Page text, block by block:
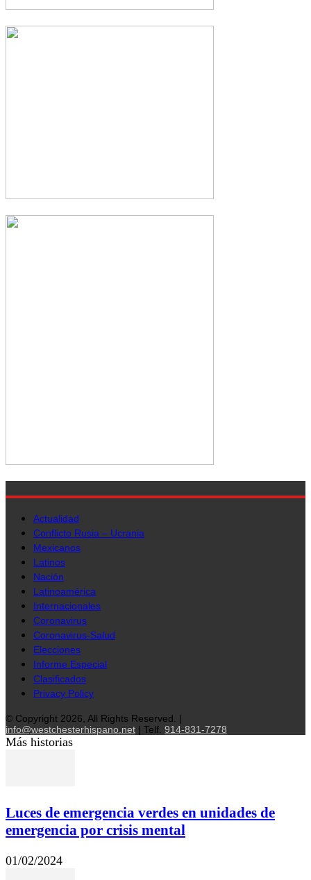
Actualidad
Conflicto Rusia – Ucrania
Mexicanos
Latinos
Nación
Latinoamérica
Internacionales
Coronavirus
Coronavirus-Salud
Elecciones
Informe Especial
Clasificados
Privacy Policy
© Copyright 2026, All Rights Reserved. |
info@westchesterhispano.net | Telf. 914-831-7278
Más historias
Luces de emergencia verdes en unidades de
emergencia por crisis mental
01/02/2024